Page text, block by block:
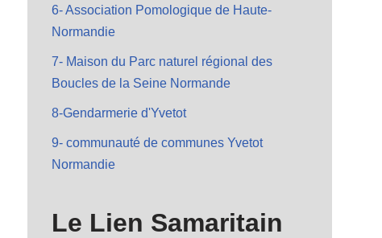
6- Association Pomologique de Haute-
Normandie
7- Maison du Parc naturel régional des
Boucles de la Seine Normande
8-Gendarmerie d'Yvetot
9- communauté de communes Yvetot
Normandie
Le Lien Samaritain